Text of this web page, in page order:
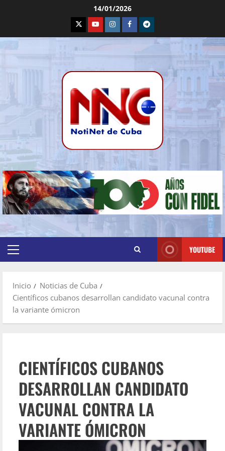
14/01/2026
YOUTUBE
Inicio
Noticias de Cuba
Científicos cubanos desarrollan candidato vacunal contra
la variante ómicron
CIENTÍFICOS CUBANOS
DESARROLLAN CANDIDATO
VACUNAL CONTRA LA
VARIANTE ÓMICRON